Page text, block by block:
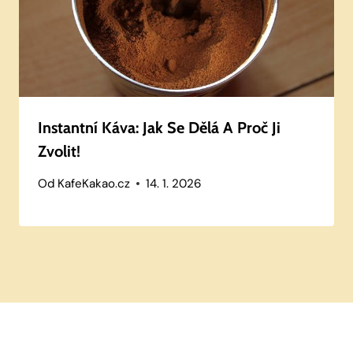
Instantní Káva: Jak Se Dělá A Proč Ji
Zvolit!
Od KafeKakao.cz 14. 1. 2026